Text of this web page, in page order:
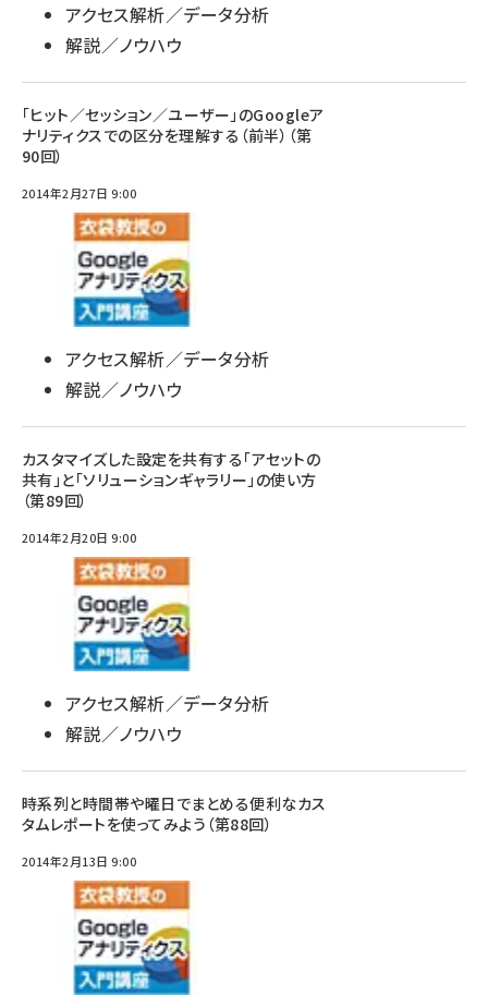
アクセス解析／データ分析
解説／ノウハウ
「ヒット／セッション／ユーザー」のGoogleア
ナリティクスでの区分を理解する（前半）（第
90回）
2014年2月27日 9:00
アクセス解析／データ分析
解説／ノウハウ
カスタマイズした設定を共有する「アセットの
共有」と「ソリューションギャラリー」の使い方
（第89回）
2014年2月20日 9:00
アクセス解析／データ分析
解説／ノウハウ
時系列と時間帯や曜日でまとめる便利なカス
タムレポートを使ってみよう（第88回）
2014年2月13日 9:00